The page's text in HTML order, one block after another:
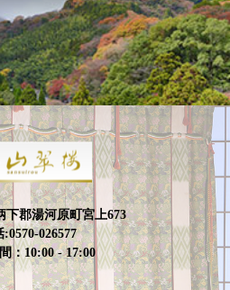
下郡湯河原町宮上673
:0570-026577
：10:00 - 17:00